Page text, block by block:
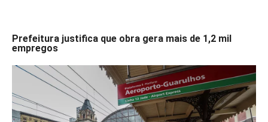
Prefeitura justifica que obra gera mais de 1,2 mil
empregos